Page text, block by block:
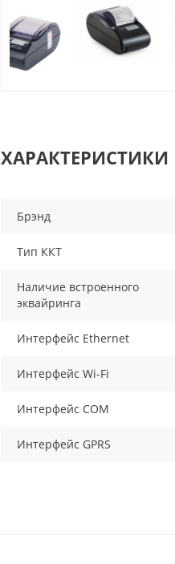
ХАРАКТЕРИСТИКИ
Брэнд
Тип ККТ
Наличие встроенного
эквайринга
Интерфейс Ethernet
Интерфейс Wi-Fi
Интерфейс COM
Интерфейс GPRS